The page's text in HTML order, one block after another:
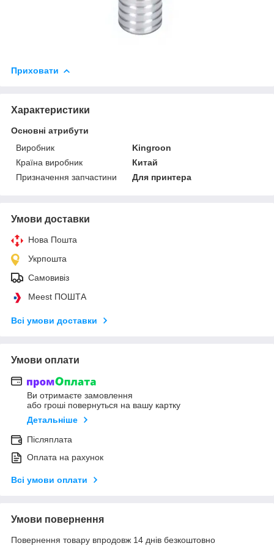
Приховати
Характеристики
Основні атрибути
Виробник
Kingroon
Країна виробник
Китай
Призначення запчастини
Для принтера
Умови доставки
Нова Пошта
Укрпошта
Самовивіз
Meest ПОШТА
Всі умови доставки
Умови оплати
Ви отримаєте замовлення
або гроші повернуться на вашу картку
Детальніше
Післяплата
Оплата на рахунок
Всі умови оплати
Умови повернення
Повернення товару впродовж 14 днів безкоштовно